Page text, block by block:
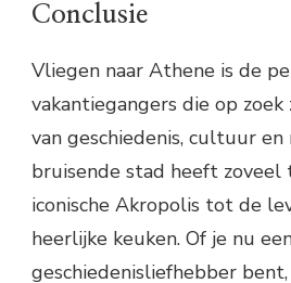
Conclusie
Vliegen naar Athene is de
vakantiegangers die op zoek
van geschiedenis, cultuur
bruisende stad heeft zoveel
iconische Akropolis tot de
heerlijke keuken. Of je nu
geschiedenisliefhebber